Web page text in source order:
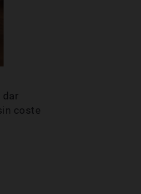
dar
coste